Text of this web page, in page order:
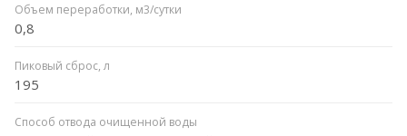
Объем переработки, м3/сутки
0,8
Пиковый сброс, л
195
Способ отвода очищенной воды